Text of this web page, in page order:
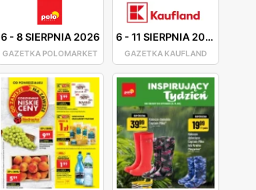
6-8 SIERPNIA 2026
GAZETKA POLOMARKET
6-11 SIERPNIA 2026
GAZETKA KAUFLAND